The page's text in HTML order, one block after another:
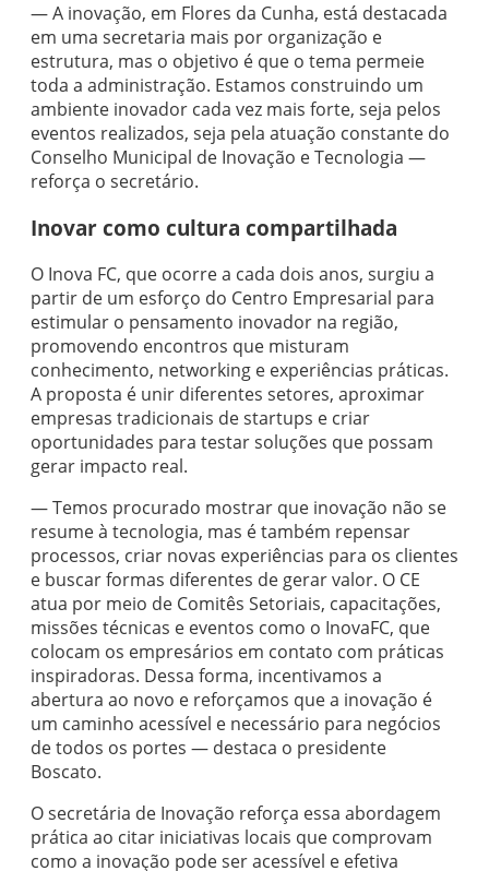
— A inovação, em Flores da Cunha, está destacada
em uma secretaria mais por organização e
estrutura, mas o objetivo é que o tema permeie
toda a administração. Estamos construindo um
ambiente inovador cada vez mais forte, seja pelos
eventos realizados, seja pela atuação constante do
Conselho Municipal de Inovação e Tecnologia —
reforça o secretário.
Inovar como cultura compartilhada
O Inova FC, que ocorre a cada dois anos, surgiu a
partir de um esforço do Centro Empresarial para
estimular o pensamento inovador na região,
promovendo encontros que misturam
conhecimento, networking e experiências práticas.
A proposta é unir diferentes setores, aproximar
empresas tradicionais de startups e criar
oportunidades para testar soluções que possam
gerar impacto real.
— Temos procurado mostrar que inovação não se
resume à tecnologia, mas é também repensar
processos, criar novas experiências para os clientes
e buscar formas diferentes de gerar valor. O CE
atua por meio de Comitês Setoriais, capacitações,
missões técnicas e eventos como o InovaFC, que
colocam os empresários em contato com práticas
inspiradoras. Dessa forma, incentivamos a
abertura ao novo e reforçamos que a inovação é
um caminho acessível e necessário para negócios
de todos os portes — destaca o presidente
Boscato.
O secretária de Inovação reforça essa abordagem
prática ao citar iniciativas locais que comprovam
como a inovação pode ser acessível e efetiva